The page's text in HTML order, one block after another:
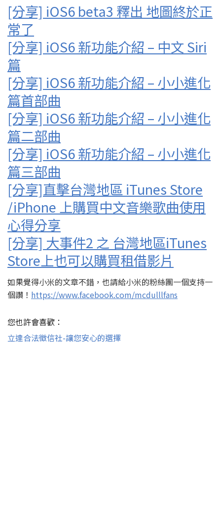
[分享] iOS6 beta3 釋出 地圖終於正
常了
[分享] iOS6 新功能介紹 – 中文 Siri
篇
[分享] iOS6 新功能介紹 – 小小進化
篇首部曲
[分享] iOS6 新功能介紹 – 小小進化
篇二部曲
[分享] iOS6 新功能介紹 – 小小進化
篇三部曲
[分享]直擊台灣地區 iTunes Store
/iPhone 上購買中文音樂歌曲使用
心得分享
[分享] 大事件2 之 台灣地區iTunes
Store上也可以購買租借影片
如果覺得小米的文章不錯，也請給小米的粉絲團一個支持一
個讚！ https://www.facebook.com/mcdulllfans
您也許會喜歡：
立達合法徵信社-讓您安心的選擇